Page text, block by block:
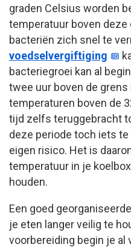
graden Celsius worden
temperatuur boven deze
bacteriën zich snel te
voedselvergiftiging
bacteriegroei kan al
twee uur boven de
temperaturen boven de
tijd zelfs teruggebracht
deze periode toch iets te
eigen risico. Het is
temperatuur in je
houden.
Een goed
je eten langer veilig te
voorbereiding begin je al